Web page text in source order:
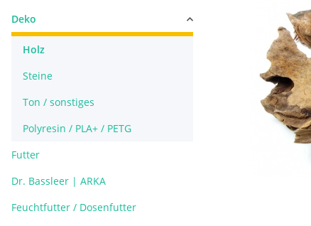
Deko
Holz
Steine
Ton / sonstiges
Polyresin / PLA+ / PETG
Futter
Dr. Bassleer | ARKA
Feuchtfutter / Dosenfutter